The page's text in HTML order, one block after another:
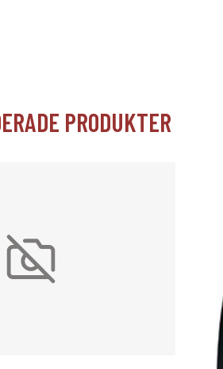
PRODUKTER